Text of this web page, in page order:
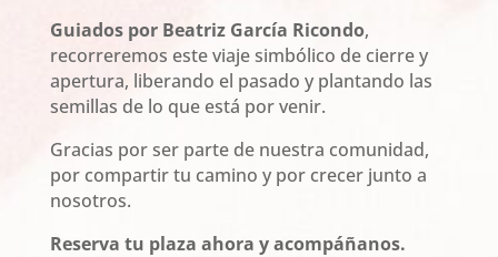
Guiados por Beatriz García Ricondo,
recorreremos este viaje simbólico de cierre y
apertura, liberando el pasado y plantando las
semillas de lo que está por venir.
Gracias por ser parte de nuestra comunidad,
por compartir tu camino y por crecer junto a
nosotros.
Reserva tu plaza ahora y acompáñanos.